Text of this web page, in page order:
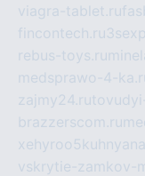
viagra-tablet.ru
fincontech.ru
rebus-toys.ru
medsprawo-4-
zajmy24.ru
brazzerscom.ru
vskrytie-zamkov-